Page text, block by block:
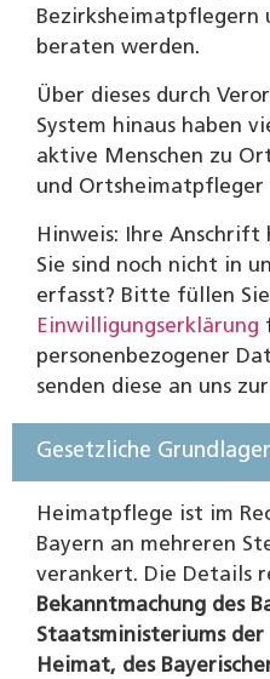
beraten werden.
Über dieses durch
System hinaus haben
aktive Menschen zu
und Ortsheimatpfleger
Hinweis: Ihre Anschrift
Sie sind noch nicht in
erfasst? Bitte füllen
Einwilligungserklärung
personenbezogener
senden diese an uns
Gesetzliche
Heimatpflege ist im
Bayern an mehreren
verankert. Die Details
Bekanntmachung des
Staatsministeriums
Heimat, des